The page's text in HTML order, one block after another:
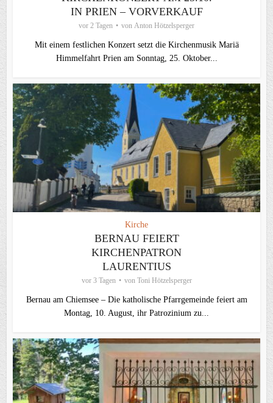
IN PRIEN – VORVERKAUF
vor 2 Tagen von Anton Hötzelsperger
Mit einem festlichen Konzert setzt die Kirchenmusik Mariä
Himmelfahrt Prien am Sonntag, 25. Oktober...
Kirche
BERNAU FEIERT
KIRCHENPATRON
LAURENTIUS
vor 3 Tagen von Toni Hötzelsperger
Bernau am Chiemsee – Die katholische Pfarrgemeinde feiert am
Montag, 10. August, ihr Patrozinium zu...